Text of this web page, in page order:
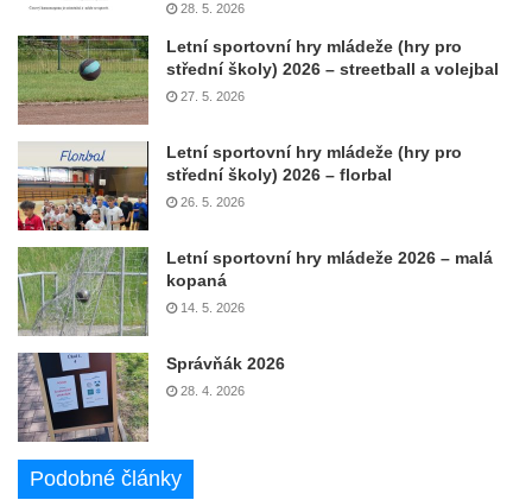
28. 5. 2026
Letní sportovní hry mládeže (hry pro
střední školy) 2026 – streetball a volejbal
27. 5. 2026
Letní sportovní hry mládeže (hry pro
střední školy) 2026 – florbal
26. 5. 2026
Letní sportovní hry mládeže 2026 – malá
kopaná
14. 5. 2026
Správňák 2026
28. 4. 2026
Podobné články